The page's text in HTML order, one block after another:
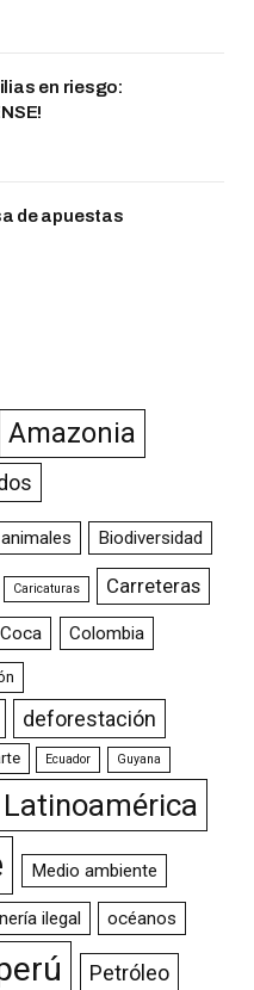
en riesgo:
de apuestas
Amazonia
animales Biodiversidad
Caricaturas Carreteras
Coca Colombia
deforestación
Ecuador Guyana
Latinoamérica
Medio ambiente
ilegal océanos
Petróleo